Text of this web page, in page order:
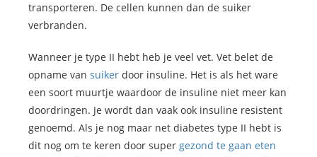
transporteren. De cellen kunnen dan de suiker
verbranden.
Wanneer je type II hebt heb je veel vet. Vet belet de
opname van suiker door insuline. Het is als het ware
een soort muurtje waardoor de insuline niet meer kan
doordringen. Je wordt dan vaak ook insuline resistent
genoemd. Als je nog maar net diabetes type II hebt is
dit nog om te keren door super gezond te gaan eten